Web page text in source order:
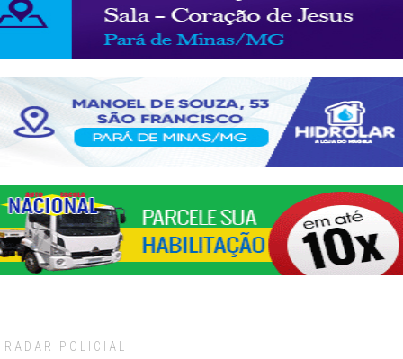
RADAR POLICIAL